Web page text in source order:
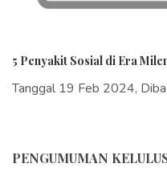
PENGUMUMAN
5 Penyakit Sosial di Era
Tanggal 19 Feb 2024,